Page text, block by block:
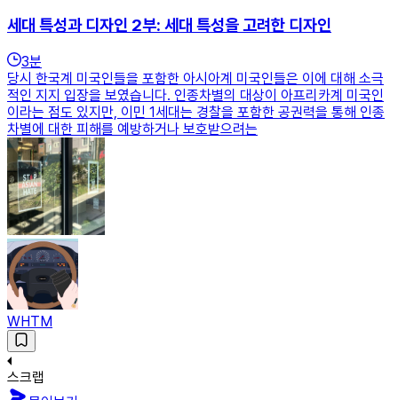
세대 특성과 디자인 2부: 세대 특성을 고려한 디자인
3분
당시 한국계 미국인들을 포함한 아시아계 미국인들은 이에 대해 소극
적인 지지 입장을 보였습니다. 인종차별의 대상이 아프리카계 미국인
이라는 점도 있지만, 이민 1세대는 경찰을 포함한 공권력을 통해 인종
차별에 대한 피해를 예방하거나 보호받으려는
WHTM
스크랩